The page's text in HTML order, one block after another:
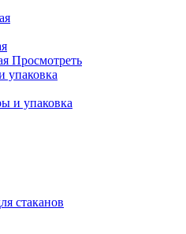
Просмотреть
упаковка
и упаковка
стаканов